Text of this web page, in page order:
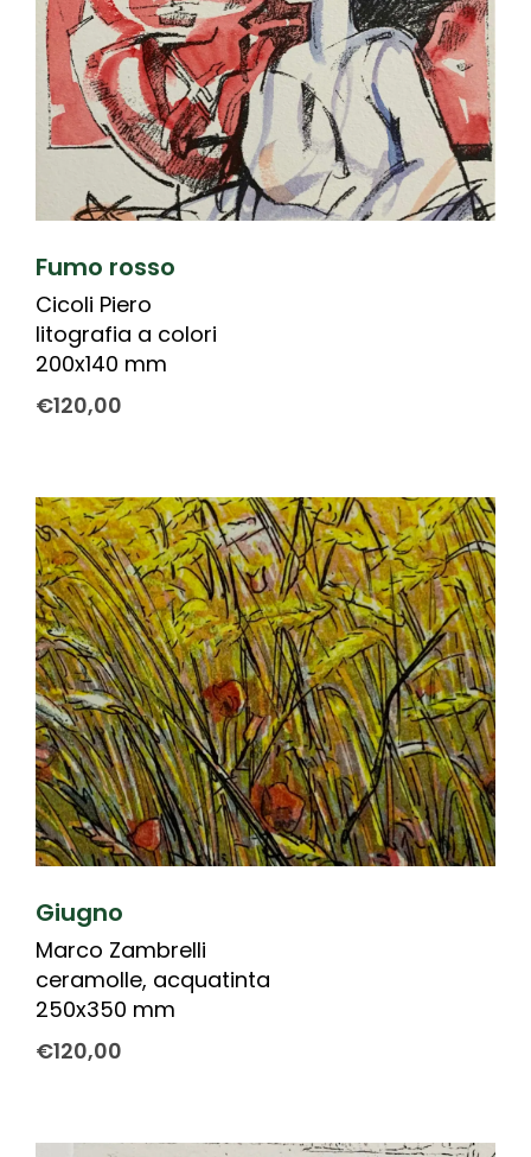
Fumo rosso
Cicoli Piero
litografia a colori
200x140 mm
€120,00
Giugno
Marco Zambrelli
ceramolle, acquatinta
250x350 mm
€120,00